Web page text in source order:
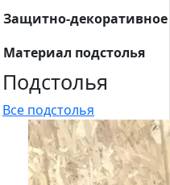
Защитно-
Материал подстолья
Подстолья
Все подстолья